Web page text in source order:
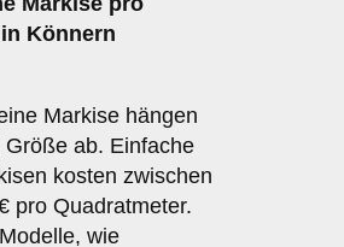
Könnern
Markise hängen
ab. Einfache
kosten zwischen
pro Quadratmeter.
wie